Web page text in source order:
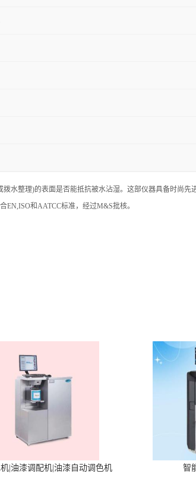
水整理)的表面是否能抵抗被水沾湿。这部仪器具备时尚
和AATCC标准，经过M&S批核。
|油漆调配机|油漆自动调色机 智